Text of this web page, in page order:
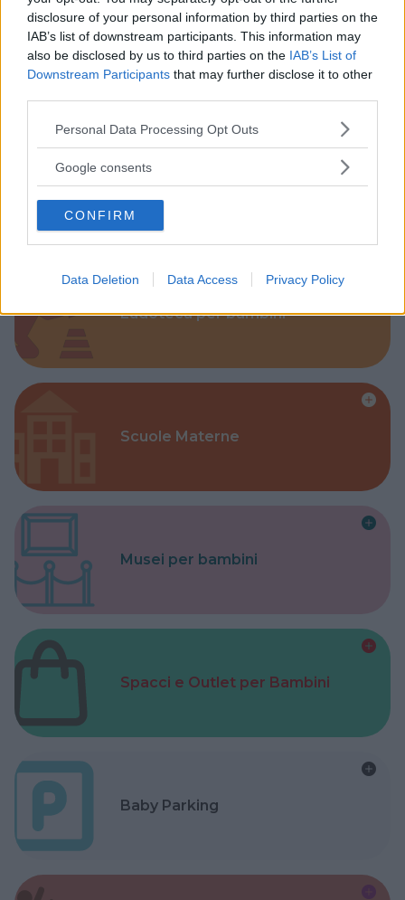
disclosure of your personal information by third parties on the
IAB’s list of downstream participants. This information may
also be disclosed by us to third parties on the IAB’s List of
Downstream Participants that may further disclose it to other
Please note that this website/app uses one or more Google
not limited to your visit or usage behaviour. You may click to
use your data for below specified purposes in below Google
consent section.
Personal Data Processing Opt Outs
Google consents
CONFIRM
Data Deletion Data Access Privacy Policy
Parchi
Corsi Sportivi per bambini
Ludoteca per bambini
Scuole Materne
Musei per bambini
Spacci e Outlet per Bambini
Baby Parking